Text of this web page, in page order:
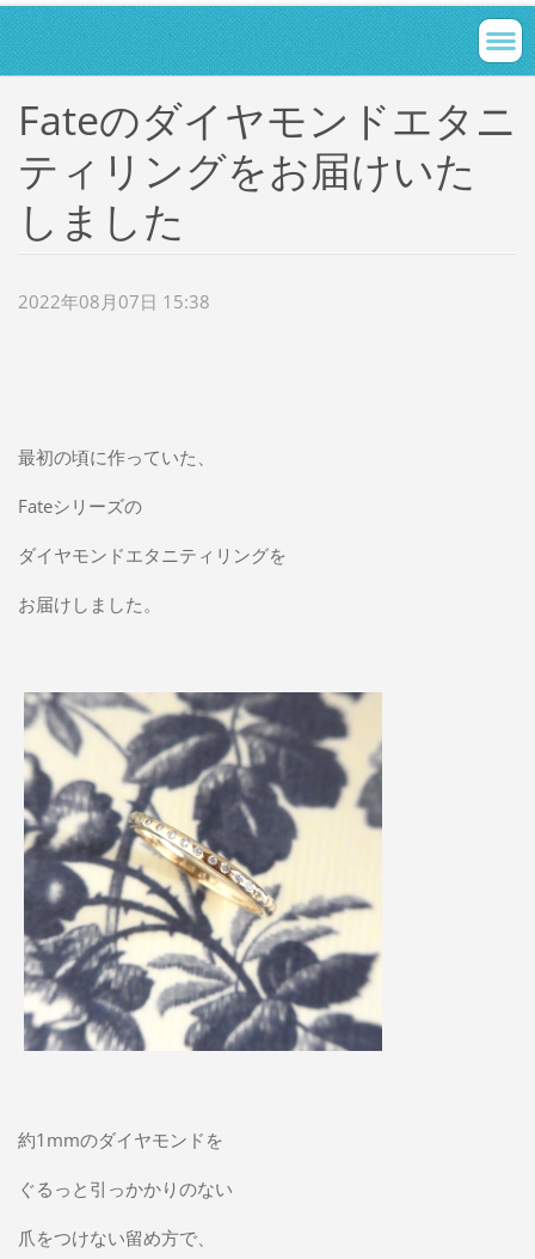
Fateのダイヤモンドエタニ
ティリングをお届けいた
しました
2022年08月07日 15:38
最初の頃に作っていた、
Fateシリーズの
ダイヤモンドエタニティリングを
お届けしました。
約1mmのダイヤモンドを
ぐるっと引っかかりのない
爪をつけない留め方で、